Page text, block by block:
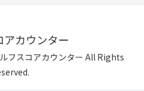
アカウンター
フスコアカウンター All Rights